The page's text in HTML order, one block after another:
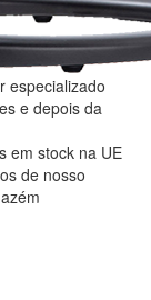
especializado
e depois da
em stock na UE
de nosso